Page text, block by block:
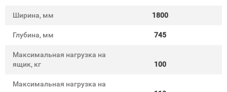
Ширина, мм 1800
Глубина, мм 745
Максимальная нагрузка на
ящик, кг
100
Максимальная нагрузка на